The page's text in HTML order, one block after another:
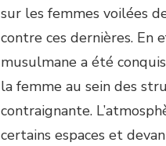
sur les femmes voilées
contre ces dernières. En
musulmane a été
la femme au sein des
contraignante.
certains espaces et